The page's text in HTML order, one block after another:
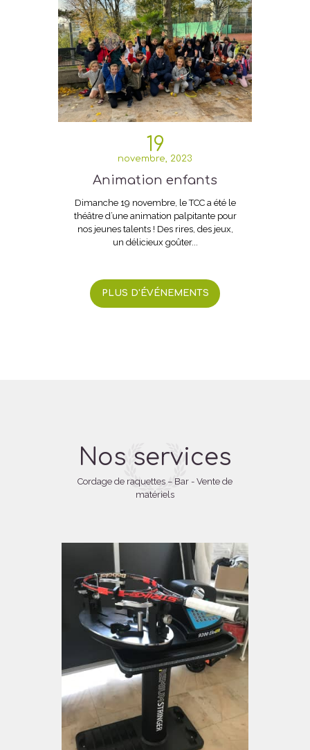
19
novembre, 2023
Animation enfants
Dimanche 19 novembre, le TCC a été le
théâtre d’une animation palpitante pour
nos jeunes talents ! Des rires, des jeux,
un délicieux goûter...
PLUS D'ÉVÉNEMENTS
Nos services
Cordage de raquettes – Bar - Vente de
matériels